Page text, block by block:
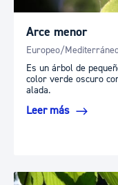
Arce menor
Europeo/
Es un árbol de
color verde oscuro
alada.
Leer más